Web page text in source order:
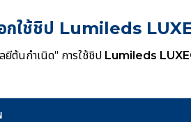
อกใช้ชิป Lumileds
ยีต้นกำเนิด" การใช้ชิป Lumileds